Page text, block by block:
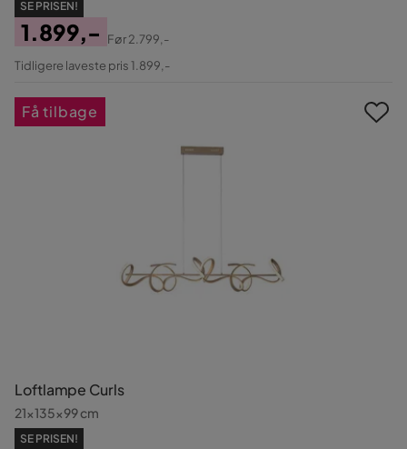
SE PRISEN!
Pris
1.899,-
Original
Før2.799,-
Tidligere laveste pris 1.899,-
Loftlampe Curls
21x135x99 cm
SE PRISEN!
Få tilbage